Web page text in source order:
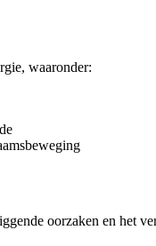
waaronder:
oorzaken en het